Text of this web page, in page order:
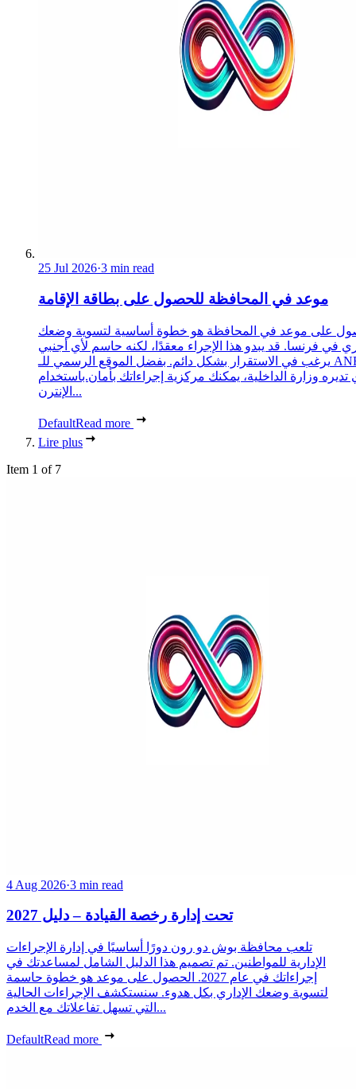
25 Jul 2026·3 min read
موعد في المحافظة للحصول على بطاقة الإقامة
على موعد في المحافظة هو خطوة أساسية لتسوية وضعك
في فرنسا. قد يبدو هذا الإجراء معقدًا، لكنه حاسم لأي أجنبي
يرغب في الاستقرار بشكل دائم. بفضل الموقع الرسمي للـ ANEF،
تديره وزارة الداخلية، يمكنك مركزية إجراءاتك بأمان.باستخدام
الإنترن...
DefaultRead more
Lire plus
Item 1 of 7
4 Aug 2026·3 min read
تحت إدارة رخصة القيادة – دليل 2027
تلعب محافظة بوش دو رون دورًا أساسيًا في إدارة الإجراءات
الإدارية للمواطنين. تم تصميم هذا الدليل الشامل لمساعدتك في
إجراءاتك في عام 2027. الحصول على موعد هو خطوة حاسمة
لتسوية وضعك الإداري بكل هدوء. سنستكشف الإجراءات الحالية
التي تسهل تفاعلاتك مع الخدم...
DefaultRead more